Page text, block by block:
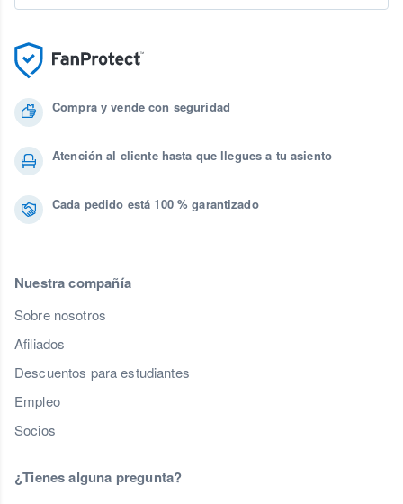
Compra y vende con seguridad
Atención al cliente hasta que llegues a tu asiento
Cada pedido está 100 % garantizado
Nuestra compañía
Sobre nosotros
Afiliados
Descuentos para estudiantes
Empleo
Socios
¿Tienes alguna pregunta?